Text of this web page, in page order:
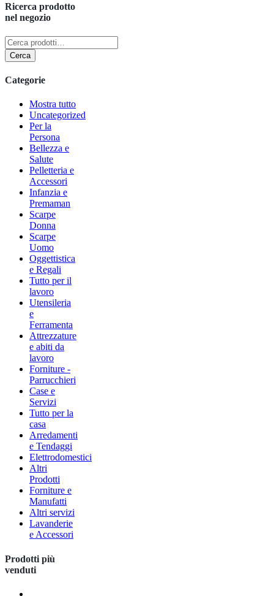
Ricerca prodotto
nel negozio
Cerca:
Cerca
Categorie
Mostra tutto
Uncategorized
Per la
Persona
Bellezza e
Salute
Pelletteria e
Accessori
Infanzia e
Premaman
Scarpe
Donna
Scarpe
Uomo
Oggettistica
e Regali
Tutto per il
lavoro
Utensileria
e
Ferramenta
Attrezzature
e abiti da
lavoro
Forniture -
Parrucchieri
Case e
Servizi
Tutto per la
casa
Arredamenti
e Tendaggi
Elettrodomestici
Altri
Prodotti
Forniture e
Manufatti
Altri servizi
Lavanderie
e Accessori
Prodotti più
venduti